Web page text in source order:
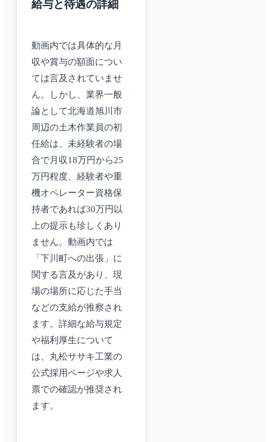
給与と待遇の詳細
動画内では具体的な月
収や賞与の額面につい
ては言及されていませ
ん。しかし、業界一般
論として北海道旭川市
周辺の土木作業員の初
任給は、未経験者の場
合で月収18万円から25
万円程度、経験者や重
機オペレーター資格保
持者であれば30万円以
上の提示も珍しくあり
ません。動画内では
「下川町への出張」に
関する言及があり、現
場の場所に応じた手当
などの支給が推察され
ます。詳細な給与規定
や福利厚生について
は、丸松ササキ工業の
公式採用ページや求人
票での確認が推奨され
ます。